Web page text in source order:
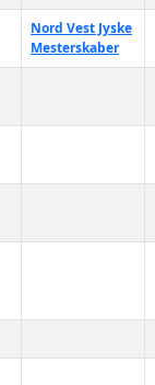
Nord Vest Jyske
Mesterskaber